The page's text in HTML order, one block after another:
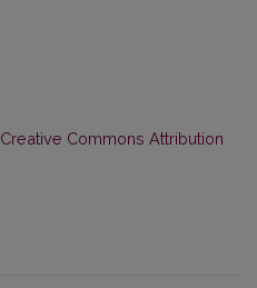
Creative Commons Attribution